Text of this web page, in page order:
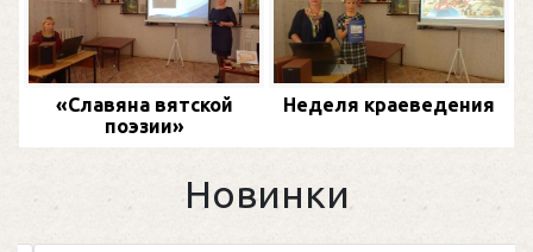
«Славяна вятской
поэзии»
Неделя краеведения
Новинки